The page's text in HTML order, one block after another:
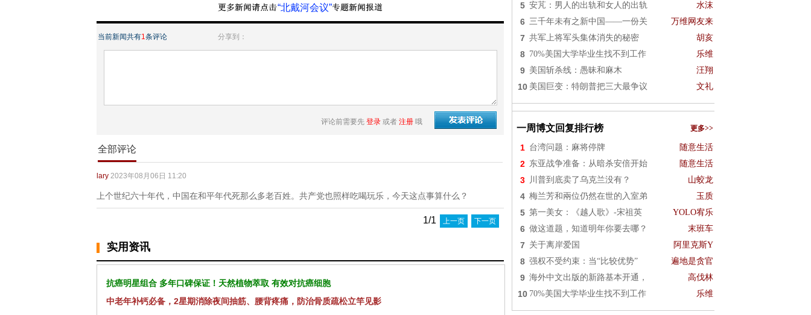
“北戴河会议”
当前新闻共有1条评论 分享到：
评论前需要先 登录 或者 注册 哦
全部评论
lary 2023年08月06日 11:20
上个世纪六十年代，中国在和平年代死那么多老百姓。共产党也照样吃喝玩乐，今天这点事算什么？
1/1 上一页 下一页
实用资讯
抗癌明星组合 多年口碑保证！天然植物萃取 有效对抗癌细胞
中老年补钙必备，2星期消除夜间抽筋、腰背疼痛，防治骨质疏松立竿见影
5 安芃：男人的出轨和女人的出轨 水沫
6 三千年未有之新中国——一份关 万维网友来
7 共军上将军头集体消失的秘密 胡亥
8 70%美国大学毕业生找不到工作 乐维
9 美国斩杀线：愚昧和麻木 汪翔
10 美国巨变：特朗普把三大最争议 文礼
一周博文回复排行榜 更多>>
1 台湾问题：麻将停牌 随意生活
2 东亚战争准备：从暗杀安倍开始 随意生活
3 川普到底卖了乌克兰没有？ 山蛟龙
4 梅兰芳和兩位仍然在世的入室弟 玉质
5 第一美女：《越人歌》-宋祖英 YOLO宥乐
6 做这道题，知道明年你要去哪？ 末班车
7 关于离岸爱国 阿里克斯Y
8 强权不受约束：当“比较优势” 遍地是贪官
9 海外中文出版的新路基本开通， 高伐林
10 70%美国大学毕业生找不到工作 乐维